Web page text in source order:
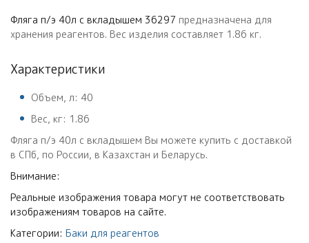
Фляга п/э 40л с вкладышем 36297 предназначена для
хранения реагентов. Вес изделия составляет 1.86 кг.
Характеристики
Объем, л: 40
Вес, кг: 1.86
Фляга п/э 40л с вкладышем Вы можете купить с доставкой
в СПб, по России, в Казахстан и Беларусь.
Внимание:
Реальные изображения товара могут не соответствовать
изображениям товаров на сайте.
Категории: Баки для реагентов